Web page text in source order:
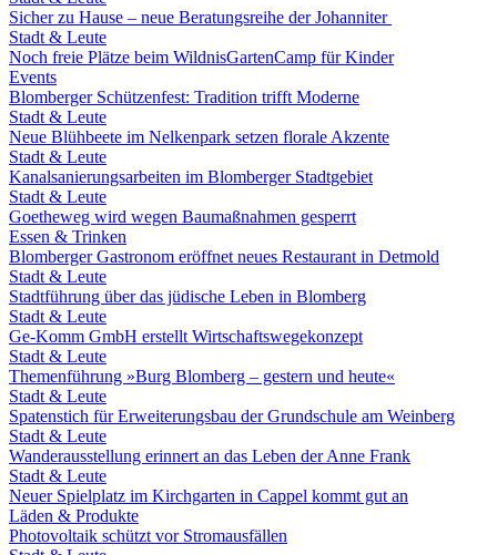
Sicher zu Hause – neue Beratungsreihe der Johanniter
Stadt & Leute
Noch freie Plätze beim WildnisGartenCamp für Kinder
Events
Blomberger Schützenfest: Tradition trifft Moderne
Stadt & Leute
Neue Blühbeete im Nelkenpark setzen florale Akzente
Stadt & Leute
Kanalsanierungsarbeiten im Blomberger Stadtgebiet
Stadt & Leute
Goetheweg wird wegen Baumaßnahmen gesperrt
Essen & Trinken
Blomberger Gastronom eröffnet neues Restaurant in Detmold
Stadt & Leute
Stadtführung über das jüdische Leben in Blomberg
Stadt & Leute
Ge-Komm GmbH erstellt Wirtschaftswegekonzept
Stadt & Leute
Themenführung »Burg Blomberg – gestern und heute«
Stadt & Leute
Spatenstich für Erweiterungsbau der Grundschule am Weinberg
Stadt & Leute
Wanderausstellung erinnert an das Leben der Anne Frank
Stadt & Leute
Neuer Spielplatz im Kirchgarten in Cappel kommt gut an
Läden & Produkte
Photovoltaik schützt vor Stromausfällen